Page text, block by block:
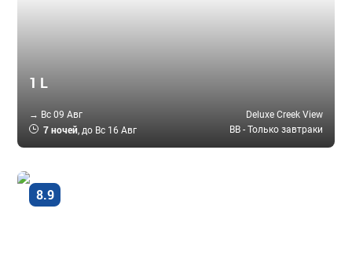
1 L
→ Вс 09 Авг Deluxe Creek View
7 ночей, до Вс 16 Авг BB - Только завтраки
8.9